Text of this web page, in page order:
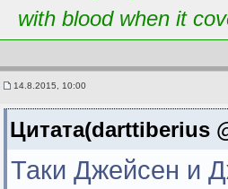
with blood when it
14.8.2015, 10:00
Цитата(darttiberius
Таки Джейсен и